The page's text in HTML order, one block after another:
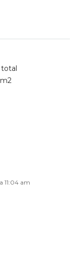
total
11:04 am